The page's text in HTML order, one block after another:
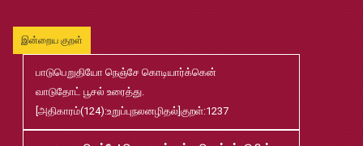
Jul முதுநிலை-பட்டயம்-தேர்வு-முடிவுகள்-மே2026
Jul
20
முனைவர்பட்டப்-பயிற்சிப்-பணித்-தேர்வு-முடிவுகள்-மே2026
Jun B.Ed and M.Ed Admission Prospectus 2026-27
இன்றைய குறள்
பாடுபெறுதியோ நெஞ்சே கொடியார்க்கென்
வாடுதோட் பூசல் உரைத்து.
[அதிகாரம்(124):உறுப்புநலனழிதல்]குறள்:1237